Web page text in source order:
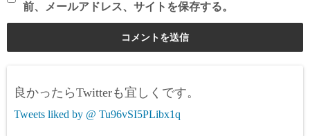
前、メールアドレス、サイトを保存する。
良かったらTwitterも宜しくです。
Tweets liked by @ Tu96vSI5PLibx1q